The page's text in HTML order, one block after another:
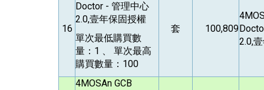
16
Doctor - 管理中心
2.0,壹年保固授權
單次最低購買數
量：1 、 單次最高
購買數量：100
套 100,809
2.0,
4MOSAn GCB